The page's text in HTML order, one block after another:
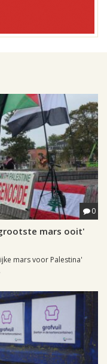
0
mars ooit'
mars voor Palestina'